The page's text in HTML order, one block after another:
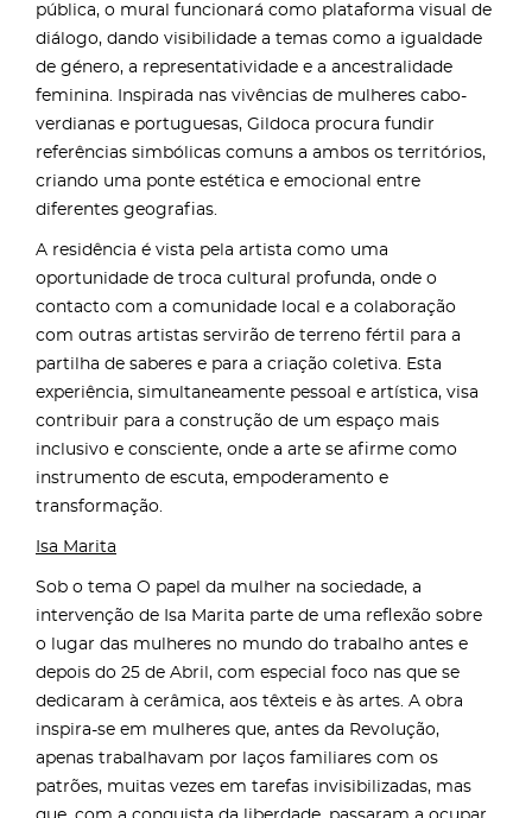
pública, o mural funcionará como plataforma visual de
diálogo, dando visibilidade a temas como a igualdade
de género, a representatividade e a ancestralidade
feminina. Inspirada nas vivências de mulheres cabo-
verdianas e portuguesas, Gildoca procura fundir
referências simbólicas comuns a ambos os territórios,
criando uma ponte estética e emocional entre
diferentes geografias.
A residência é vista pela artista como uma
oportunidade de troca cultural profunda, onde o
contacto com a comunidade local e a colaboração
com outras artistas servirão de terreno fértil para a
partilha de saberes e para a criação coletiva. Esta
experiência, simultaneamente pessoal e artística, visa
contribuir para a construção de um espaço mais
inclusivo e consciente, onde a arte se afirme como
instrumento de escuta, empoderamento e
transformação.
Isa Marita
Sob o tema O papel da mulher na sociedade, a
intervenção de Isa Marita parte de uma reflexão sobre
o lugar das mulheres no mundo do trabalho antes e
depois do 25 de Abril, com especial foco nas que se
dedicaram à cerâmica, aos têxteis e às artes. A obra
inspira-se em mulheres que, antes da Revolução,
apenas trabalhavam por laços familiares com os
patrões, muitas vezes em tarefas invisibilizadas, mas